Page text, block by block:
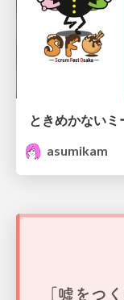
asumikam